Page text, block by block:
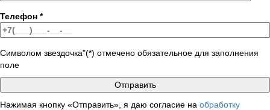
Телефон *
Символом звездочка"(*) отмечено обязательное для заполнения
поле
Нажимая кнопку «Отправить», я даю согласие на обработку